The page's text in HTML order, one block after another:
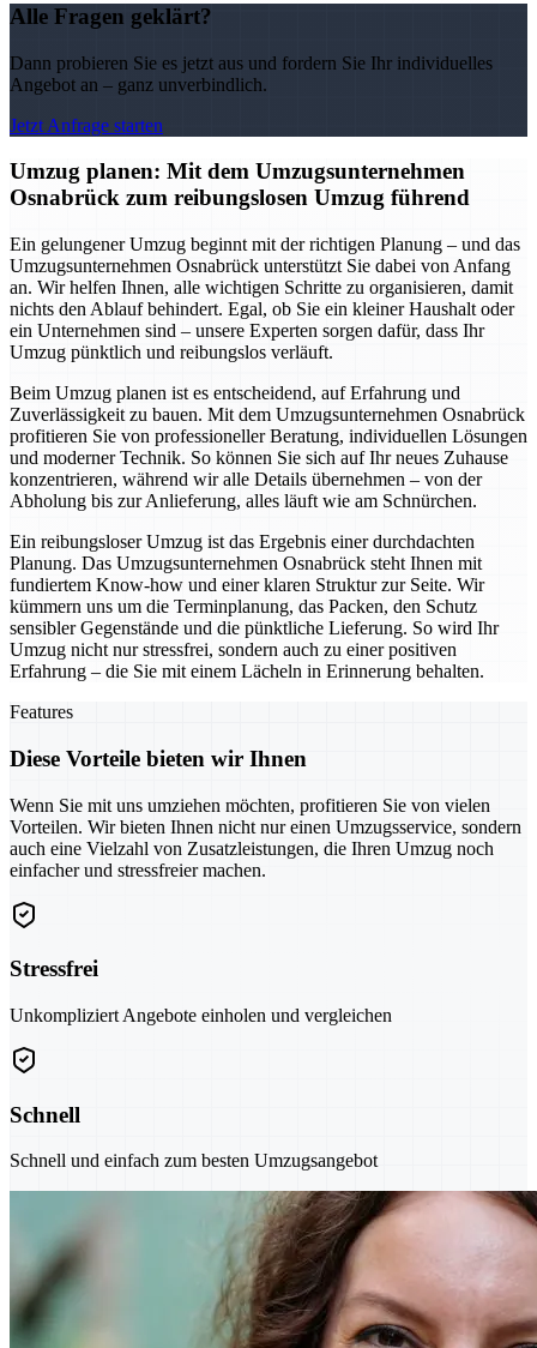
Alle Fragen geklärt?
Dann probieren Sie es jetzt aus und fordern Sie Ihr individuelles
Angebot an – ganz unverbindlich.
Jetzt Anfrage starten
Umzug planen: Mit dem Umzugsunternehmen
Osnabrück zum reibungslosen Umzug führend
Ein gelungener Umzug beginnt mit der richtigen Planung – und das
Umzugsunternehmen Osnabrück unterstützt Sie dabei von Anfang
an. Wir helfen Ihnen, alle wichtigen Schritte zu organisieren, damit
nichts den Ablauf behindert. Egal, ob Sie ein kleiner Haushalt oder
ein Unternehmen sind – unsere Experten sorgen dafür, dass Ihr
Umzug pünktlich und reibungslos verläuft.
Beim Umzug planen ist es entscheidend, auf Erfahrung und
Zuverlässigkeit zu bauen. Mit dem Umzugsunternehmen Osnabrück
profitieren Sie von professioneller Beratung, individuellen Lösungen
und moderner Technik. So können Sie sich auf Ihr neues Zuhause
konzentrieren, während wir alle Details übernehmen – von der
Abholung bis zur Anlieferung, alles läuft wie am Schnürchen.
Ein reibungsloser Umzug ist das Ergebnis einer durchdachten
Planung. Das Umzugsunternehmen Osnabrück steht Ihnen mit
fundiertem Know-how und einer klaren Struktur zur Seite. Wir
kümmern uns um die Terminplanung, das Packen, den Schutz
sensibler Gegenstände und die pünktliche Lieferung. So wird Ihr
Umzug nicht nur stressfrei, sondern auch zu einer positiven
Erfahrung – die Sie mit einem Lächeln in Erinnerung behalten.
Features
Diese Vorteile bieten wir Ihnen
Wenn Sie mit uns umziehen möchten, profitieren Sie von vielen
Vorteilen. Wir bieten Ihnen nicht nur einen Umzugsservice, sondern
auch eine Vielzahl von Zusatzleistungen, die Ihren Umzug noch
einfacher und stressfreier machen.
Stressfrei
Unkompliziert Angebote einholen und vergleichen
Schnell
Schnell und einfach zum besten Umzugsangebot